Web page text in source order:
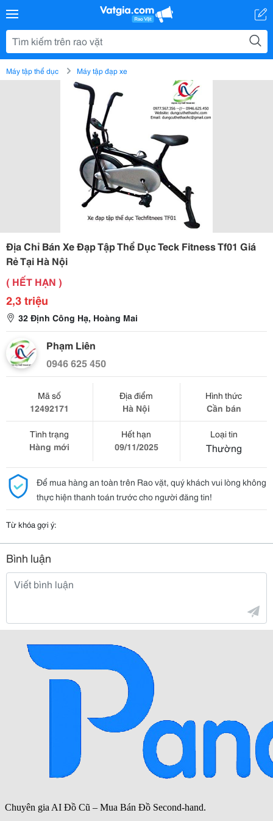
Máy tập thể dục Máy tập đạp xe
Địa Chỉ Bán Xe Đạp Tập Thể Dục Teck Fitness Tf01 Giá
Rẻ Tại Hà Nội
( HẾT HẠN )
2,3 triệu
32 Định Công Hạ, Hoàng Mai
Phạm Liên
0946 625 450
Mã số
12492171
Địa điểm
Hà Nội
Hình thức
Cần bán
Tình trạng
Hàng mới
Hết hạn
09/11/2025
Loại tin
Thường
Để mua hàng an toàn trên Rao vặt, quý khách vui lòng không
thực hiện thanh toán trước cho người đăng tin!
Từ khóa gợi ý:
Bình luận